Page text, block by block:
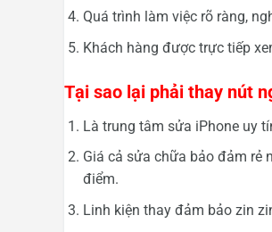
Quá trình làm việc rõ ràng,
Khách hàng được trực tiếp
Tại sao lại phải thay nút
Là trung tâm sửa iPhone uy
Giá cả sửa chữa bảo đảm rẻ
điểm.
Linh kiện thay đảm bảo zin